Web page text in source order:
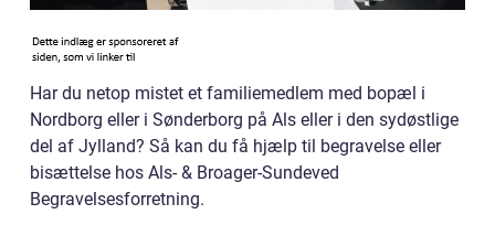
Har du netop mistet et familiemedlem med bopæl i
Nordborg eller i Sønderborg på Als eller i den sydøstlige
del af Jylland? Så kan du få hjælp til begravelse eller
bisættelse hos Als- & Broager-Sundeved
Begravelsesforretning.